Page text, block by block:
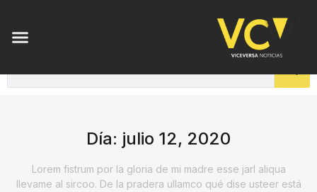
Día: julio 12, 2020
Lorem fistrum por la gloria de mi madre esse jarl aliqua
llevame al sircoo. De la pradera ullamco qué dise usteer está